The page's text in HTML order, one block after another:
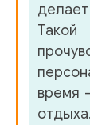
41
44
время